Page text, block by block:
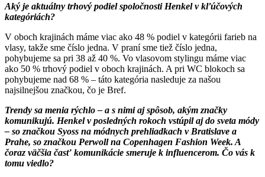
Aký je aktuálny trhový podiel spoločnosti Henkel v kľúčových
kategóriách?
V oboch krajinách máme viac ako 48 % podiel v kategórii farieb na
vlasy, takže sme číslo jedna. V praní sme tiež číslo jedna,
pohybujeme sa pri 38 až 40 %. Vo vlasovom stylingu máme viac
ako 50 % trhový podiel v oboch krajinách. A pri WC blokoch sa
pohybujeme nad 68 % – táto kategória nasleduje za našou
najsilnejšou značkou, čo je Bref.
Trendy sa menia rýchlo – a s nimi aj spôsob, akým značky
komunikujú. Henkel v posledných rokoch vstúpil aj do sveta módy
– so značkou Syoss na módnych prehliadkach v Bratislave a
Prahe, so značkou Perwoll na Copenhagen Fashion Week. A
čoraz väčšia časť komunikácie smeruje k influencerom. Čo vás k
tomu viedlo?